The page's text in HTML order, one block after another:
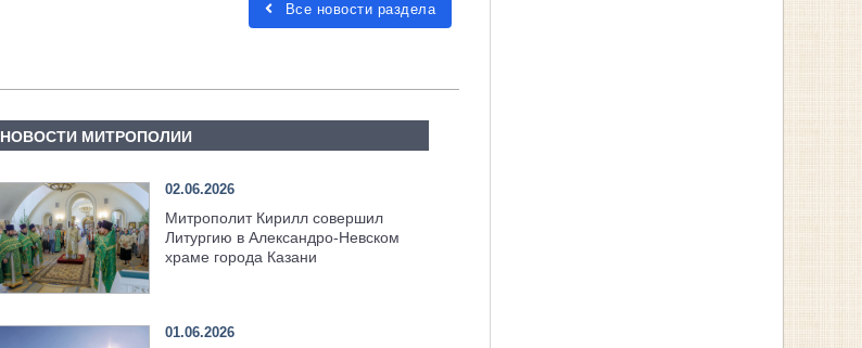
Все новости раздела
НОВОСТИ МИТРОПОЛИИ
02.06.2026
Митрополит Кирилл совершил
Литургию в Александро-Невском
храме города Казани
01.06.2026